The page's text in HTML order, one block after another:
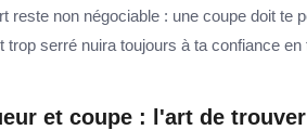
reste non négociable : une coupe doit te
trop serré nuira toujours à ta confiance en
et coupe : l'art de